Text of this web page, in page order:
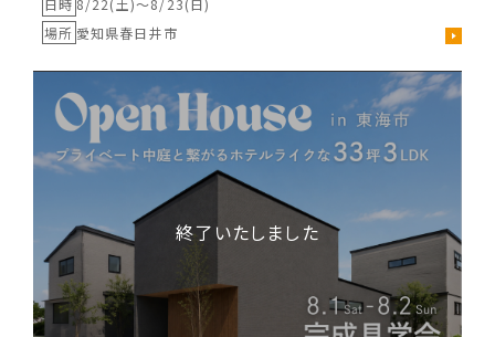
日時 8/22(土)〜8/23(日)
場所 愛知県春日井市